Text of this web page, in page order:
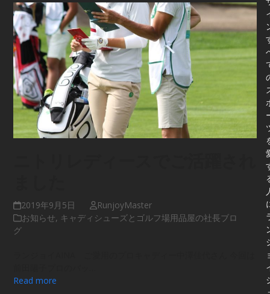
2019年9月5日
RunjoyMaster
お知らせ, キャディシューズとゴルフ場用品屋の社長ブロ
グ
Read more